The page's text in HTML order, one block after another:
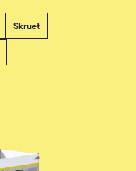
Skruet